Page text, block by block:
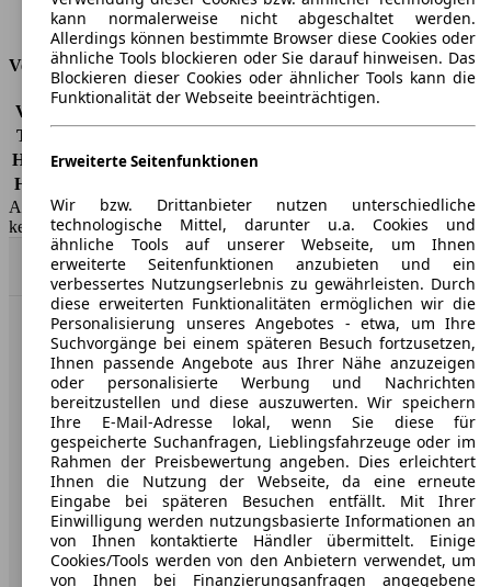
Tankinhalt
60 l
Versicherungsklassen
Vollkasko
Teilkasko
Haftpflicht -
HSN/TSN
AutoScout24 GmbH übernimmt für die Richtigkeit der Angaben
keine Gewähr.
Nach Oben
AutoScout24: Europaweit der größte Online-Automarkt.
Unternehmen
Über AutoScout24
Presse
Karriere
Werbung
kann normalerweise nicht abgeschaltet werden.
Allerdings können bestimmte Browser diese Cookies oder
ähnliche Tools blockieren oder Sie darauf hinweisen. Das
Blockieren dieser Cookies oder ähnlicher Tools kann die
Funktionalität der Webseite beeinträchtigen.
Erweiterte Seitenfunktionen
Wir bzw. Drittanbieter nutzen unterschiedliche
technologische Mittel, darunter u.a. Cookies und
ähnliche Tools auf unserer Webseite, um Ihnen
erweiterte Seitenfunktionen anzubieten und ein
verbessertes Nutzungserlebnis zu gewährleisten. Durch
diese erweiterten Funktionalitäten ermöglichen wir die
Personalisierung unseres Angebotes - etwa, um Ihre
Suchvorgänge bei einem späteren Besuch fortzusetzen,
Ihnen passende Angebote aus Ihrer Nähe anzuzeigen
oder personalisierte Werbung und Nachrichten
bereitzustellen und diese auszuwerten. Wir speichern
Ihre E-Mail-Adresse lokal, wenn Sie diese für
gespeicherte Suchanfragen, Lieblingsfahrzeuge oder im
Rahmen der Preisbewertung angeben. Dies erleichtert
Ihnen die Nutzung der Webseite, da eine erneute
Eingabe bei späteren Besuchen entfällt. Mit Ihrer
Einwilligung werden nutzungsbasierte Informationen an
von Ihnen kontaktierte Händler übermittelt. Einige
Cookies/Tools werden von den Anbietern verwendet, um
von Ihnen bei Finanzierungsanfragen angegebene